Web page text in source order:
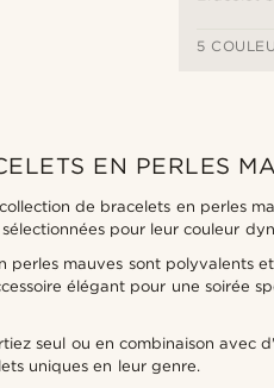
5
EN PERLES
de bracelets en perles
sélectionnées pour leur couleur
perles mauves sont polyvalents
élégant pour une soirée
seul ou en combinaison avec
uniques en leur genre.